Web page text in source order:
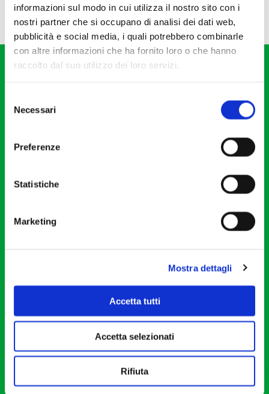
informazioni sul modo in cui utilizza il nostro sito con i
nostri partner che si occupano di analisi dei dati web,
pubblicità e social media, i quali potrebbero combinarle
con altre informazioni che ha fornito loro o che hanno
raccolto dal suo utilizzo dei loro servizi.
delNecessari
Preferenze
Statistiche
Marketing
Mostra dettagli
Accetta tutti
Accetta selezionati
Rifiuta
Via S. Giovanni sul Muro, 2
Cod. Fisc. 80078650159
Orchestra I Pomeriggi Musicali
Direttore Artistico
Professori d’Orchestra
Eventi Corporate